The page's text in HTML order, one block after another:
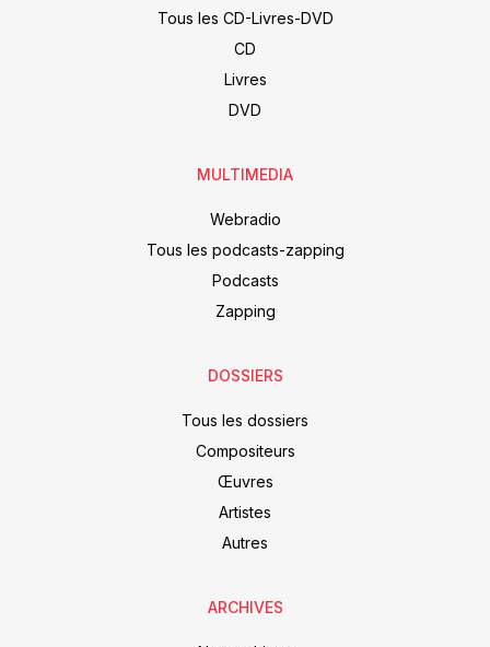
Tous les CD-Livres-DVD
CD
Livres
DVD
MULTIMEDIA
Webradio
Tous les podcasts-zapping
Podcasts
Zapping
DOSSIERS
Tous les dossiers
Compositeurs
Œuvres
Artistes
Autres
ARCHIVES